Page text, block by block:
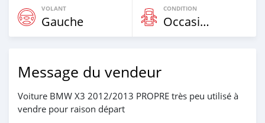
VOLANT
Gauche
CONDITION
Occasion
Message du vendeur
Voiture BMW X3 2012/2013 PROPRE très peu utilisé à
vendre pour raison départ